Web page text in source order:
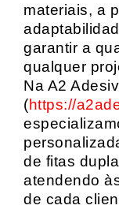
materiais, a
garantir a
qualquer
Na A2
(https://
de fitas
atendendo
de cada